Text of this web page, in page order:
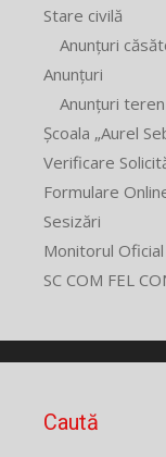
Stare civilă
Anunțuri
Anunțuri
Anunțuri teren
Școala „Aurel
Verificare
Formulare
Sesizări
Monitorul Oficial
SC COM FEL
Caută